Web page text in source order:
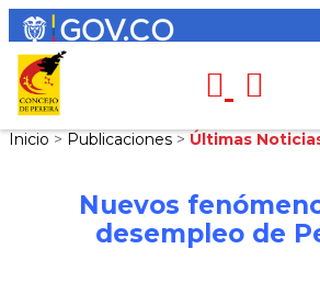
Inicio > Publicaciones > Últimas
Nuevos
desempleo de